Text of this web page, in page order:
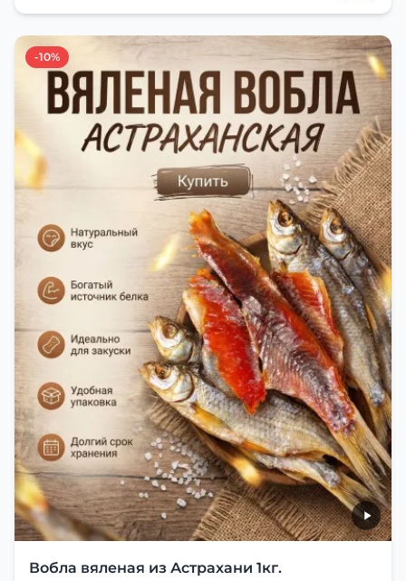
-10%
Вобла вяленая из Астрахани 1кг.